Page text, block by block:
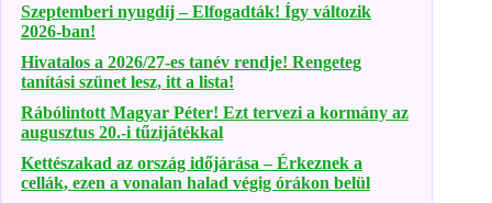
Szeptemberi nyugdíj – Elfogadták! Így változik
2026-ban!
Hivatalos a 2026/27-es tanév rendje! Rengeteg
tanítási szünet lesz, itt a lista!
Rábólintott Magyar Péter! Ezt tervezi a kormány az
augusztus 20.-i tűzijátékkal
Kettészakad az ország időjárása – Érkeznek a
cellák, ezen a vonalan halad végig órákon belül